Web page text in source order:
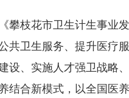
枝花市卫生计生事业发
共卫生服务、提升医疗
设、实施人才强卫战略
结合新模式，以全国医